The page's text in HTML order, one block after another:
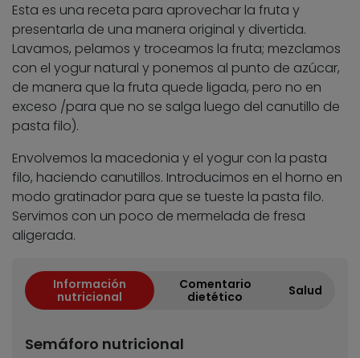
Esta es una receta para aprovechar la fruta y
presentarla de una manera original y divertida.
Lavamos, pelamos y troceamos la fruta; mezclamos
con el yogur natural y ponemos al punto de azúcar,
de manera que la fruta quede ligada, pero no en
exceso /para que no se salga luego del canutillo de
pasta filo).
Envolvemos la macedonia y el yogur con la pasta
filo, haciendo canutillos. Introducimos en el horno en
modo gratinador para que se tueste la pasta filo.
Servimos con un poco de mermelada de fresa
aligerada.
Información
nutricional
Comentario
dietético
Salud
Semáforo nutricional